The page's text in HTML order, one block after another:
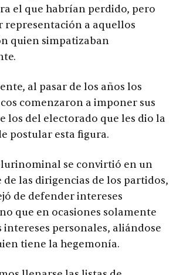
el que habrían perdido, pero
representación a aquellos
quien simpatizaban
al pasar de los años los
comenzaron a imponer sus
los del electorado que les dio la
postular esta figura.
se convirtió en un
las dirigencias de los partidos,
de defender intereses
que en ocasiones solamente
intereses personales, aliándose
tiene la hegemonía.